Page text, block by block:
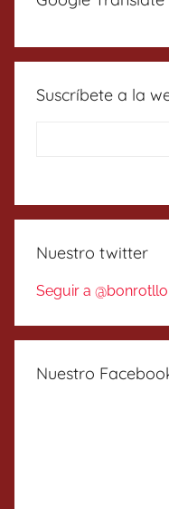
Suscríbete a la
Nuestro twitter
Seguir a @bonrotllo
Nuestro